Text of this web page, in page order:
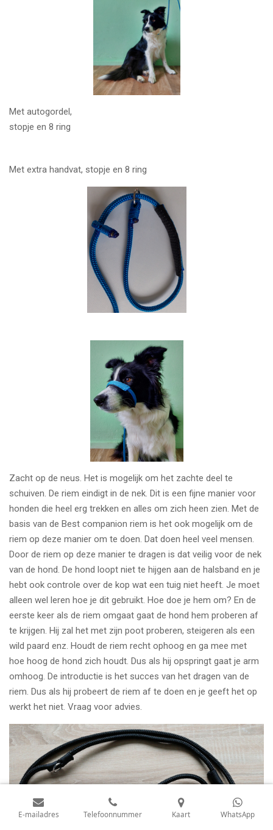
Met autogordel,
stopje en 8 ring
Met extra handvat, stopje en 8 ring
Zacht op de neus. Het is mogelijk om het zachte deel te
schuiven. De riem eindigt in de nek. Dit is een fijne manier voor
honden die heel erg trekken en alles om zich heen zien. Met de
basis van de Best companion riem is het ook mogelijk om de
riem op deze manier om te doen. Dat doen heel veel mensen.
Door de riem op deze manier te dragen is dat veilig voor de nek
van de hond. De hond loopt niet te hijgen aan de halsband en je
hebt ook controle over de kop wat een tuig niet heeft. Je moet
alleen wel leren hoe je dit gebruikt. Hoe doe je hem om? En de
eerste keer als de riem omgaat gaat de hond hem proberen af
te krijgen. Hij zal het met zijn poot proberen, steigeren als een
wild paard enz. Houdt de riem recht ophoog en ga mee met
hoe hoog de hond zich houdt. Dus als hij opspringt gaat je arm
omhoog. De introductie is het succes van het dragen van de
riem. Dus als hij probeert de riem af te doen en je geeft het op
werkt het niet. Vraag voor advies.
E-mailadres Telefoonnummer Kaart WhatsApp